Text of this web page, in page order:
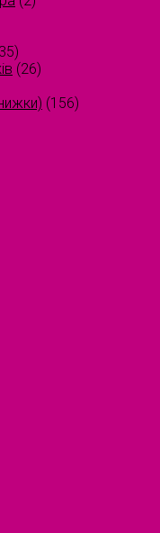
(26)
(156)